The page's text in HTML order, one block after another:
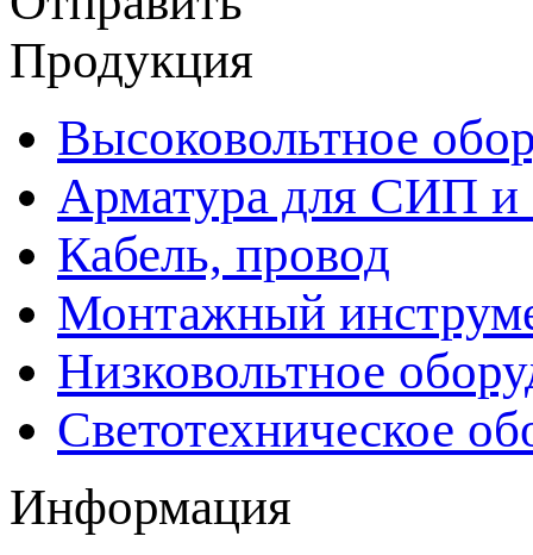
Продукция
Высоковольтное
Арматура для СИП
Кабель, провод
Монтажный
Низковольтное
Светотехническое
Информация